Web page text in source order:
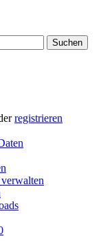
Suchen
registrieren